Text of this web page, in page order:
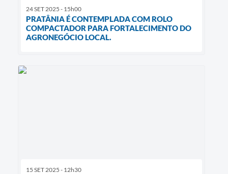
24 SET 2025 - 15h00
PRATÂNIA É CONTEMPLADA COM ROLO
COMPACTADOR PARA FORTALECIMENTO DO
AGRONEGÓCIO LOCAL.
15 SET 2025 - 12h30